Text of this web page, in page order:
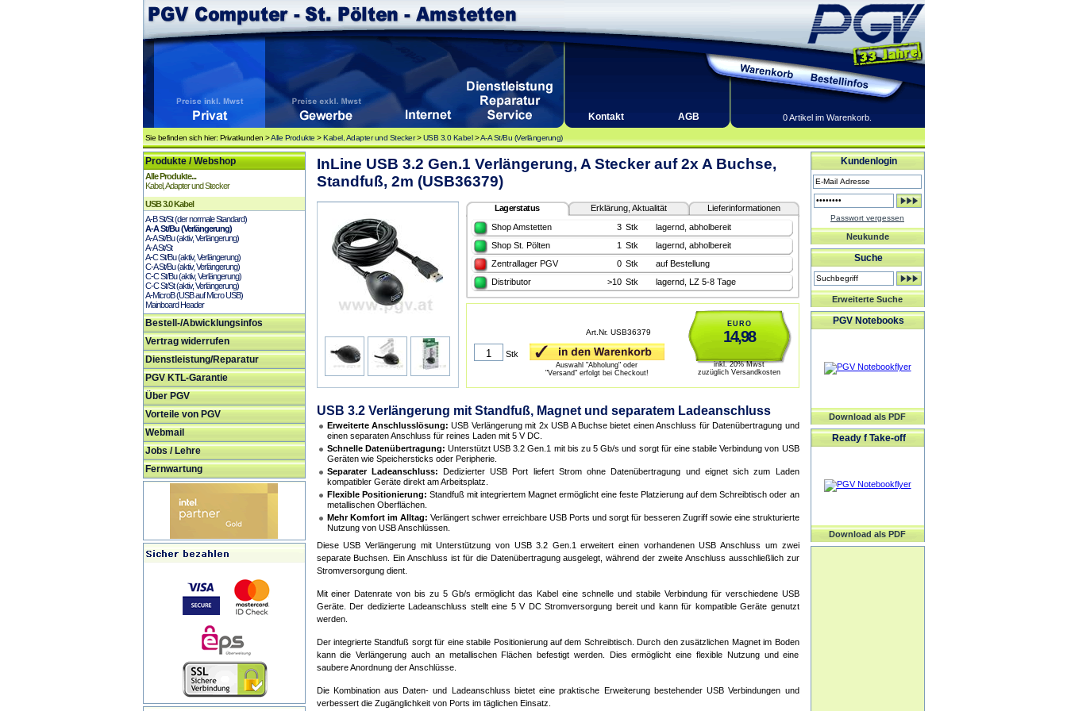
Kontakt AGB 0 Artikel im Warenkorb.
Sie befinden sich hier: Privatkunden >Alle Produkte >Kabel, Adapter und Stecker>USB 3.0 Kabel>A-A St/Bu (Verlängerung)
Produkte / Webshop
Alle Produkte...
Kabel, Adapter und Stecker
USB 3.0 Kabel
A-B St/St (der normale Standard)
A-A St/Bu (Verlängerung)
A-A St/Bu (aktiv, Verlängerung)
A-A St/St
A-C St/Bu (aktiv, Verlängerung)
C-A St/Bu (aktiv, Verlängerung)
C-C St/Bu (aktiv, Verlängerung)
C-C St/St (aktiv, Verlängerung)
A-MicroB (USB auf Micro USB)
Mainboard Header
Bestell-/Abwicklungsinfos
Vertrag widerrufen
Dienstleistung/Reparatur
PGV KTL-Garantie
Über PGV
Vorteile von PGV
Webmail
Jobs / Lehre
Fernwartung
InLine USB 3.2 Gen.1 Verlängerung, A Stecker auf 2x A Buchse,
Standfuß, 2m (USB36379)
Lagerstatus Erklärung, Aktualität
Lieferinformationen
Shop Amstetten
3 Stk
lagernd, abholbereit
Shop St. Pölten
1 Stk
lagernd, abholbereit
Zentrallager PGV
0 Stk
auf Bestellung
Distributor
>10 Stk lagernd, LZ 5-8 Tage
EURO
14,98
inkl. 20% Mwst
zuzüglich Versandkosten
Art.Nr. USB36379
Stk
Auswahl "Abholung" oder
"Versand" erfolgt bei Checkout!
USB 3.2 Verlängerung mit Standfuß, Magnet und separatem Ladeanschluss
Erweiterte Anschlusslösung: USB Verlängerung mit 2x USB A Buchse bietet einen Anschluss für Datenübertragung und
einen separaten Anschluss für reines Laden mit 5 V DC.
Schnelle Datenübertragung: Unterstützt USB 3.2 Gen.1 mit bis zu 5 Gb/s und sorgt für eine stabile Verbindung von USB
Geräten wie Speichersticks oder Peripherie.
Separater Ladeanschluss: Dedizierter USB Port liefert Strom ohne Datenübertragung und eignet sich zum Laden
kompatibler Geräte direkt am Arbeitsplatz.
Flexible Positionierung: Standfuß mit integriertem Magnet ermöglicht eine feste Platzierung auf dem Schreibtisch oder an
metallischen Oberflächen.
Mehr Komfort im Alltag: Verlängert schwer erreichbare USB Ports und sorgt für besseren Zugriff sowie eine strukturierte
Nutzung von USB Anschlüssen.
Diese USB Verlängerung mit Unterstützung von USB 3.2 Gen.1 erweitert einen vorhandenen USB Anschluss um zwei
separate Buchsen. Ein Anschluss ist für die Datenübertragung ausgelegt, während der zweite Anschluss ausschließlich zur
Stromversorgung dient.
Mit einer Datenrate von bis zu 5 Gb/s ermöglicht das Kabel eine schnelle und stabile Verbindung für verschiedene USB
Geräte. Der dedizierte Ladeanschluss stellt eine 5 V DC Stromversorgung bereit und kann für kompatible Geräte genutzt
werden.
Der integrierte Standfuß sorgt für eine stabile Positionierung auf dem Schreibtisch. Durch den zusätzlichen Magnet im Boden
kann die Verlängerung auch an metallischen Flächen befestigt werden. Dies ermöglicht eine flexible Nutzung und eine
saubere Anordnung der Anschlüsse.
Die Kombination aus Daten- und Ladeanschluss bietet eine praktische Erweiterung bestehender USB Verbindungen und
verbessert die Zugänglichkeit von Ports im täglichen Einsatz.
Kundenlogin
Passwort vergessen
Neukunde
Suche
Erweiterte Suche
PGV Notebooks
Download als PDF
Ready f Take-off
Download als PDF